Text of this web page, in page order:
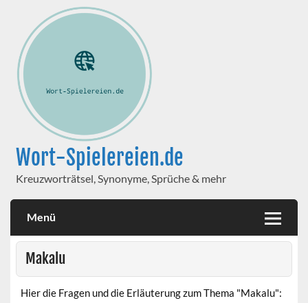
Wort-Spielereien.de
Kreuzworträtsel, Synonyme, Sprüche & mehr
Menü
Makalu
Hier die Fragen und die Erläuterung zum Thema "Makalu":